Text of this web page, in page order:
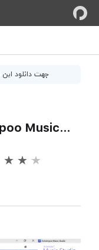
جهت دانلود این
Ashampoo Music Studio Pro